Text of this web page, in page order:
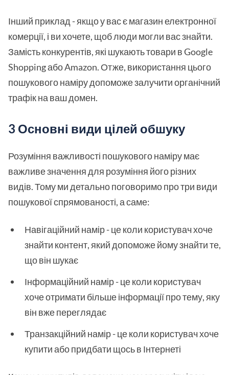
Інший приклад - якщо у вас є магазин електронної
комерції, і ви хочете, щоб люди могли вас знайти.
Замість конкурентів, які шукають товари в Google
Shopping або Amazon. Отже, використання цього
пошукового наміру допоможе залучити органічний
трафік на ваш домен.
3 Основні види цілей обшуку
Розуміння важливості пошукового наміру має
важливе значення для розуміння його різних
видів. Тому ми детально поговоримо про три види
пошукової спрямованості, а саме:
Навігаційний намір - це коли користувач хоче
знайти контент, який допоможе йому знайти те,
що він шукає
Інформаційний намір - це коли користувач
хоче отримати більше інформації про тему, яку
він вже переглядає
Транзакційний намір - це коли користувач хоче
купити або придбати щось в Інтернеті